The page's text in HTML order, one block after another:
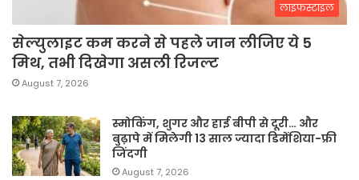
लाइफस्टाइल
सेल्युलाइट कम करने से पहले जान लीजिए ये 5
मिथ, तभी दिखेगा असली रिजल्ट
August 7, 2026
स्मोकिंग, शुगर और हाई बीपी से दूरी… और
बुढ़ापे में मिलेगी 13 साल ज्यादा डिमेंशिया-फ्री
जिंदगी
August 7, 2026